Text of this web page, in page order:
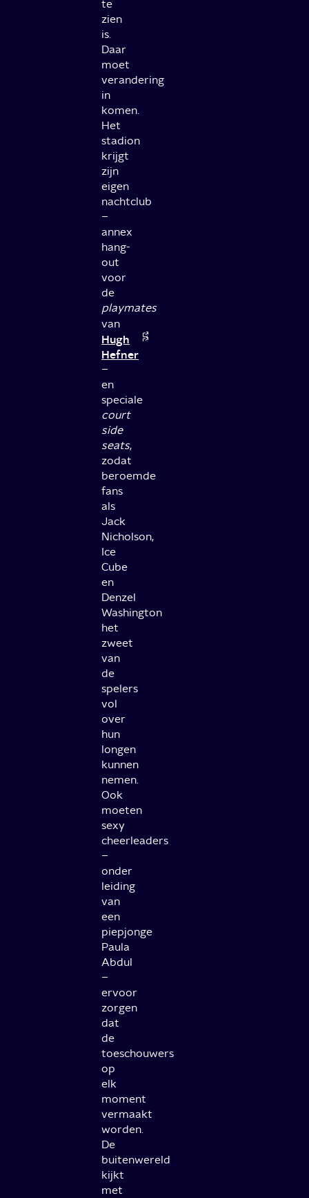
te
zien
is.
Daar
moet
verandering
in
komen.
Het
stadion
krijgt
zijn
eigen
nachtclub
–
annex
hang-
out
voor
de
playmates
van
Hugh
Hefner
–
en
speciale
court
side
seats,
zodat
beroemde
fans
als
Jack
Nicholson,
Ice
Cube
en
Denzel
Washington
het
zweet
van
de
spelers
vol
over
hun
longen
kunnen
nemen.
Ook
moeten
sexy
cheerleaders
–
onder
leiding
van
een
piepjonge
Paula
Abdul
–
ervoor
zorgen
dat
de
toeschouwers
op
elk
moment
vermaakt
worden.
De
buitenwereld
kijkt
met